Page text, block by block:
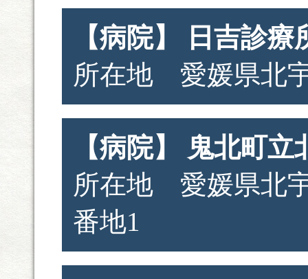
【病院】 日吉診療
所在地 愛媛県北
【病院】 鬼北町
所在地 愛媛県北
番地1